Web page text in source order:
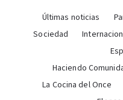
Últimas noticias
Sociedad
Haciendo
La Cocina del Once